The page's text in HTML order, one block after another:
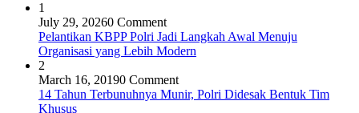
1
July 29, 20260 Comment
Pelantikan KBPP Polri Jadi Langkah Awal Menuju
Organisasi yang Lebih Modern
2
March 16, 20190 Comment
14 Tahun Terbunuhnya Munir, Polri Didesak Bentuk Tim
Khusus